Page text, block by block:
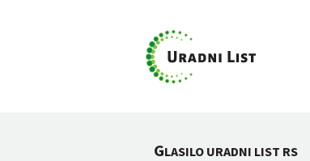
GLASILO URADNI LIST RS